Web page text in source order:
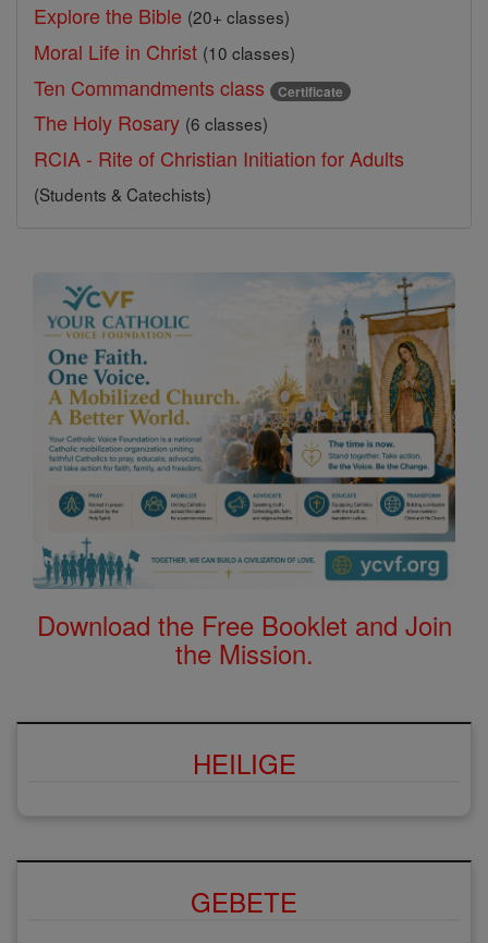
Explore the Bible (20+ classes)
Moral Life in Christ (10 classes)
Ten Commandments class Certificate
The Holy Rosary (6 classes)
RCIA - Rite of Christian Initiation for Adults
(Students & Catechists)
Download the Free Booklet and Join
the Mission.
HEILIGE
GEBETE